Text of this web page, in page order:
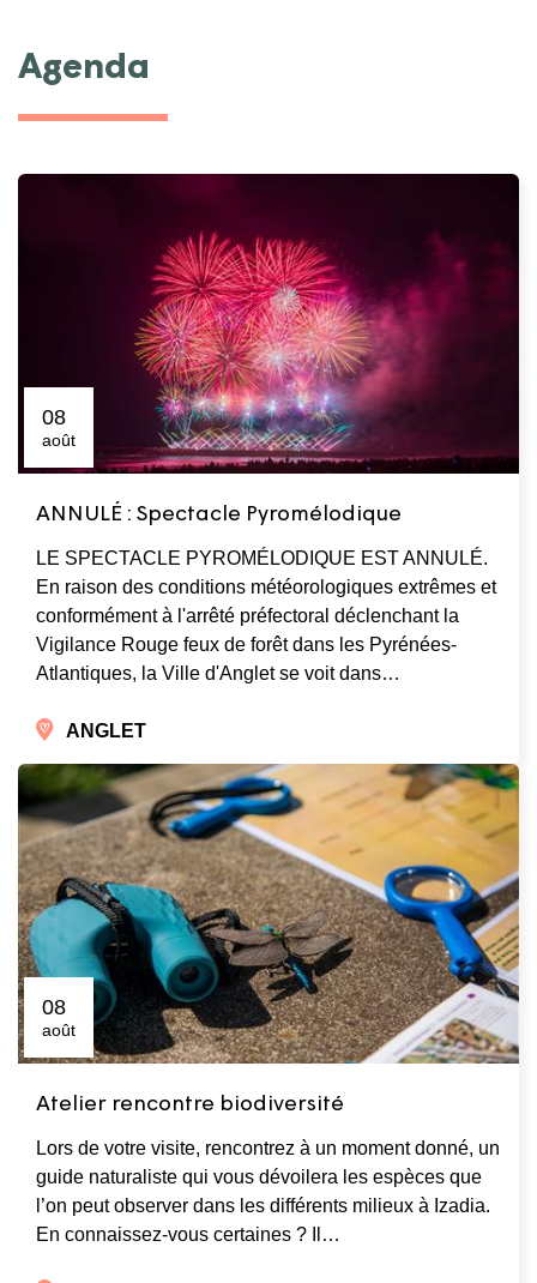
Agenda
08
août
ANNULÉ : Spectacle Pyromélodique
LE SPECTACLE PYROMÉLODIQUE EST ANNULÉ.
En raison des conditions météorologiques extrêmes et
conformément à l'arrêté préfectoral déclenchant la
Vigilance Rouge feux de forêt dans les Pyrénées-
Atlantiques, la Ville d'Anglet se voit dans…
ANGLET
08
août
Atelier rencontre biodiversité
Lors de votre visite, rencontrez à un moment donné, un
guide naturaliste qui vous dévoilera les espèces que
l’on peut observer dans les différents milieux à Izadia.
En connaissez-vous certaines ? Il…